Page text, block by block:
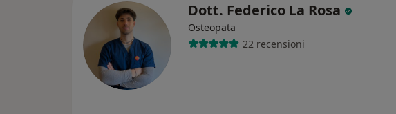
Dott. Federico La Rosa
Osteopata
22 recensioni